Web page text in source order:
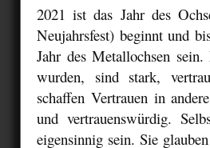
2021 ist das Jahr des
Neujahrsfest) beginnt und
Jahr des Metallochsen
wurden, sind stark,
schaffen Vertrauen in
und vertrauenswürdig.
eigensinnig sein. Sie